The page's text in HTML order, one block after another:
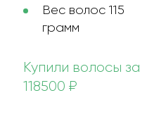
Вес волос 115
грамм
Купили волосы за
118500 ₽